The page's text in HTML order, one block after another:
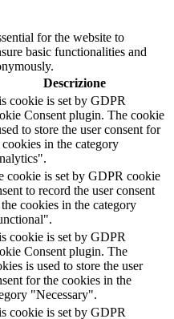
for the website to
basic functionalities and
Descrizione
cookie is set by GDPR
Consent plugin. The cookie
to store the user consent for
cookies in the category
cookie is set by GDPR cookie
to record the user consent
cookies in the category
cookie is set by GDPR
Consent plugin. The
is used to store the user
for the cookies in the
"Necessary".
cookie is set by GDPR